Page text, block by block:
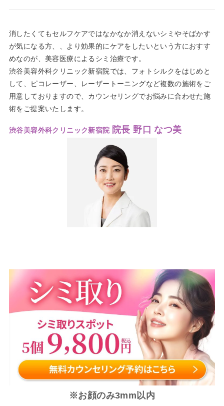
消したくてもセルフケアではなかなか消えないシミやそばかす
が気になる方、、より効果的にケアをしたいという方におすす
めなのが、美容医療によるシミ治療です。
渋谷美容外科クリニック新宿院では、フォトシルクをはじめと
して、ピコレーザー、レーザートーニングなど複数の施術をご
用意しておりますので、カウンセリングでお悩みに合わせた施
術をご提案いたします。
渋谷美容外科クリニック新宿院 院長 野口 なつ美
※お顔のみ3mm以内